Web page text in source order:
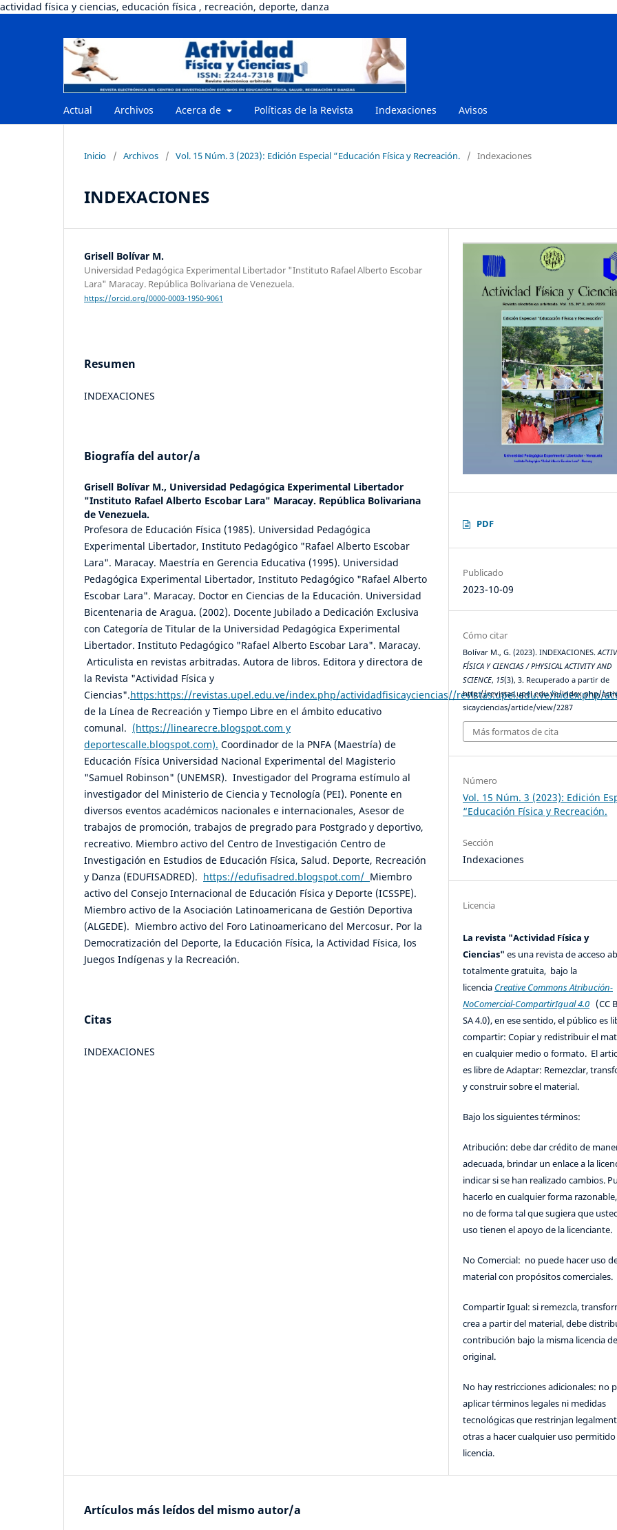
actividad física y ciencias, educación física , recreación, deporte, danza
Actual Archivos Acerca de Políticas de la Revista Indexaciones Avisos
Inicio / Archivos / Vol. 15 Núm. 3 (2023): Edición Especial “Educación Física y Recreación. / Indexaciones
INDEXACIONES
Grisell Bolívar M.
Universidad Pedagógica Experimental Libertador "Instituto Rafael Alberto Escobar
Lara" Maracay. República Bolivariana de Venezuela.
https://orcid.org/0000-0003-1950-9061
Resumen
INDEXACIONES
Biografía del autor/a
Grisell Bolívar M., Universidad Pedagógica Experimental Libertador
"Instituto Rafael Alberto Escobar Lara" Maracay. República Bolivariana
de Venezuela.
Profesora de Educación Física (1985). Universidad Pedagógica
Experimental Libertador, Instituto Pedagógico "Rafael Alberto Escobar
Lara". Maracay. Maestría en Gerencia Educativa (1995). Universidad
Pedagógica Experimental Libertador, Instituto Pedagógico "Rafael Alberto
Escobar Lara". Maracay. Doctor en Ciencias de la Educación. Universidad
Bicentenaria de Aragua. (2002). Docente Jubilado a Dedicación Exclusiva
con Categoría de Titular de la Universidad Pedagógica Experimental
Libertador. Instituto Pedagógico "Rafael Alberto Escobar Lara". Maracay.
Articulista en revistas arbitradas. Autora de libros. Editora y directora de
la Revista "Actividad Física y
Ciencias".https:https://revistas.upel.edu.ve/index.php/actividadfisicayciencias//revistas.upel.edu.ve/index.php/
de la Línea de Recreación y Tiempo Libre en el ámbito educativo
comunal. (https://linearecre.blogspot.com y
deportescalle.blogspot.com). Coordinador de la PNFA (Maestría) de
Educación Física Universidad Nacional Experimental del Magisterio
"Samuel Robinson" (UNEMSR). Investigador del Programa estímulo al
investigador del Ministerio de Ciencia y Tecnología (PEI). Ponente en
diversos eventos académicos nacionales e internacionales, Asesor de
trabajos de promoción, trabajos de pregrado para Postgrado y deportivo,
recreativo. Miembro activo del Centro de Investigación Centro de
Investigación en Estudios de Educación Física, Salud. Deporte, Recreación
y Danza (EDUFISADRED). https://edufisadred.blogspot.com/ Miembro
activo del Consejo Internacional de Educación Física y Deporte (ICSSPE).
Miembro activo de la Asociación Latinoamericana de Gestión Deportiva
(ALGEDE). Miembro activo del Foro Latinoamericano del Mercosur. Por la
Democratización del Deporte, la Educación Física, la Actividad Física, los
Juegos Indígenas y la Recreación.
Citas
INDEXACIONES
PDF
Publicado
2023-10-09
Cómo citar
Bolívar M., G. (2023). INDEXACIONES.
FÍSICA Y CIENCIAS / PHYSICAL ACTIVITY AND
SCIENCE, 15(3), 3. Recuperado a partir de
http://revistas.upel.edu.ve/index.php/
sicayciencias/article/view/2287
Más formatos de cita
Número
Vol. 15 Núm. 3 (2023): Edición
“Educación Física y Recreación.
Sección
Indexaciones
Licencia
La revista "Actividad Física y
Ciencias"es una revista de acceso
totalmente gratuita, bajo la
licencia Creative Commons Atribución-
NoComercial-CompartirIgual 4.0 (CC
SA 4.0), en ese sentido, el público es
compartir: Copiar y redistribuir el
en cualquier medio o formato. El
es libre de Adaptar: Remezclar,
y construir sobre el material.
Bajo los siguientes términos:
Atribución: debe dar crédito de
adecuada, brindar un enlace a la
indicar si se han realizado cambios.
hacerlo en cualquier forma
no de forma tal que sugiera que
uso tienen el apoyo de la licenciante.
No Comercial: no puede hacer uso
material con propósitos comerciales.
Compartir Igual: si remezcla,
crea a partir del material, debe
contribución bajo la misma licencia
original.
No hay restricciones adicionales: no
aplicar términos legales ni medidas
tecnológicas que restrinjan
otras a hacer cualquier uso
licencia.
Artículos más leídos del mismo autor/a